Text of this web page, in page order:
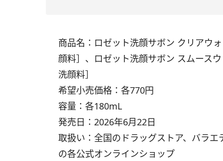
商品名：ロゼット洗顔サボン クリアウ
顔料］、ロゼット洗顔サボン スムース
洗顔料］
希望小売価格：各770円
容量：各180mL
発売日：2026年6月22日
取扱い：全国のドラッグストア、バラ
の各公式オンラインショップ